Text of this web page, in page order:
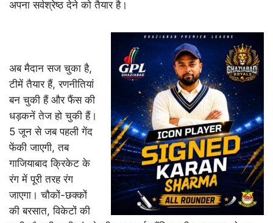
अपना सर्वश्रेष्ठ देने को तैयार है।
अब मैदान सज चुका है,
टीमें तैयार हैं, रणनीतियां
बन चुकी हैं और फैंस की
धड़कनें तेज हो चुकी हैं।
5 जून से जब पहली गेंद
फेंकी जाएगी, तब
गाजियाबाद क्रिकेट के
रंग में पूरी तरह रंग
जाएगा। चौकों-छक्कों
की बरसात, विकेटों की